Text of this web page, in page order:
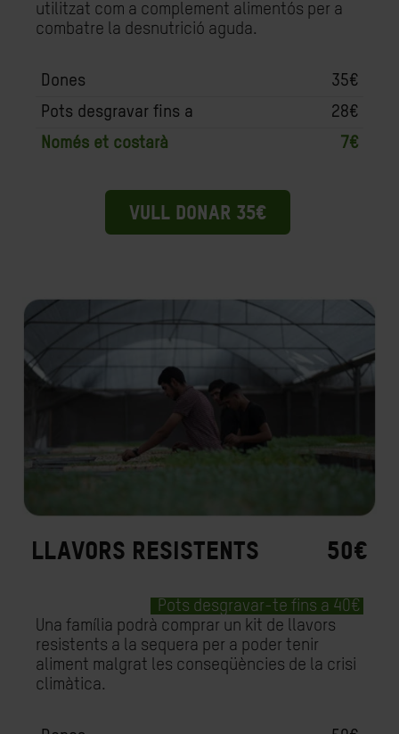
utilitzat com a complement alimentós per a
combatre la desnutrició aguda.
Dones
35€
Pots desgravar fins a
28€
Només et costarà
7€
VULL DONAR 35€
LLAVORS RESISTENTS 50€
Pots desgravar-te fins a 40€
Una família podrà comprar un kit de llavors
resistents a la sequera per a poder tenir
aliment malgrat les conseqüències de la crisi
climàtica.